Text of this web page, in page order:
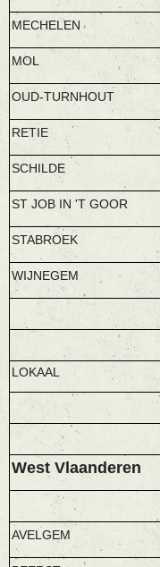
MECHELEN
MOL
OUD-TURNHOUT
RETIE
SCHILDE
ST JOB IN 'T GOOR
STABROEK
WIJNEGEM
LOKAAL
West Vlaanderen
AVELGEM